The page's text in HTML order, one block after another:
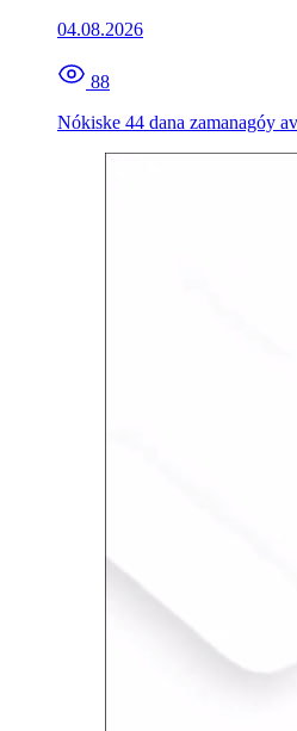
04.08.2026
88
Nókiske 44 dana zamanagóy